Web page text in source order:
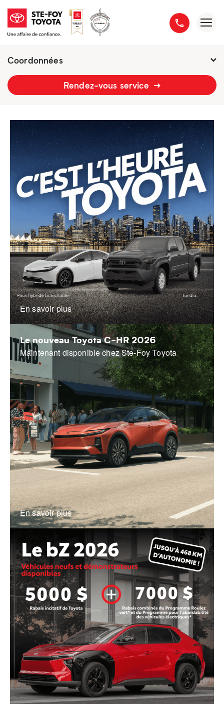
Coordonnées
2777 boulevard du Versant-Nord
Rendez-vous service
En savoir plus
Le nouveau Toyota C-HR 2026
Maintenant disponible chez Ste-Foy Toyota
En savoir plus